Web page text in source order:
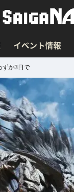
イベント情報
ずか3日で